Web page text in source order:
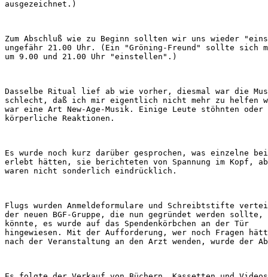
Zum Abschluß wie zu Beginn sollten wir uns wieder
ungefähr 21.00 Uhr. (Ein "Gröning-Freund" sollte sich
Dasselbe Ritual lief ab wie vorher, diesmal war die
schlecht, daß ich mir eigentlich nicht mehr zu helfen
war eine Art New-Age-Musik. Einige Leute stöhnten
Es wurde noch kurz darüber gesprochen, was einzelne
erlebt hätten, sie berichteten von Spannung im Kopf,
Flugs wurden Anmeldeformulare und Schreibtstifte
der neuen BGF-Gruppe, die nun gegründet werden sollte,
könnte, es wurde auf das Spendenkörbchen an der Tür
hingewiesen. Mit der Aufforderung, wer noch Fragen